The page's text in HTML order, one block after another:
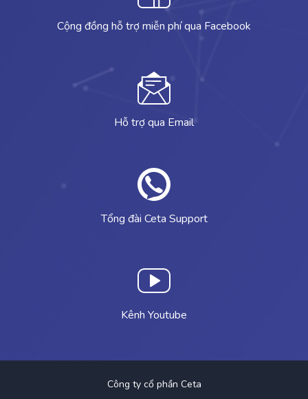
Cộng đồng hỗ trợ miễn phí qua Facebook
Hỗ trợ qua Email
Tổng đài Ceta Support
Kênh Youtube
Công ty cổ phần Ceta